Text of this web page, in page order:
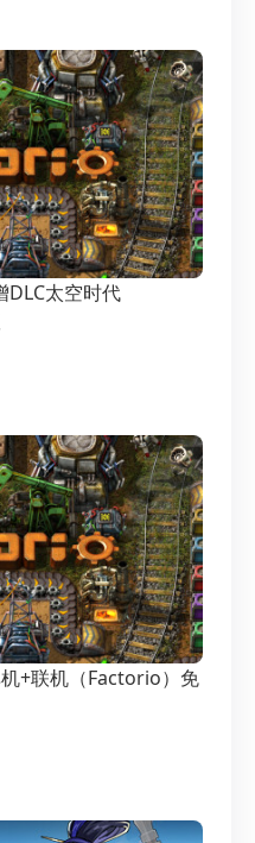
DLC太空时代
+联机（Factorio）免